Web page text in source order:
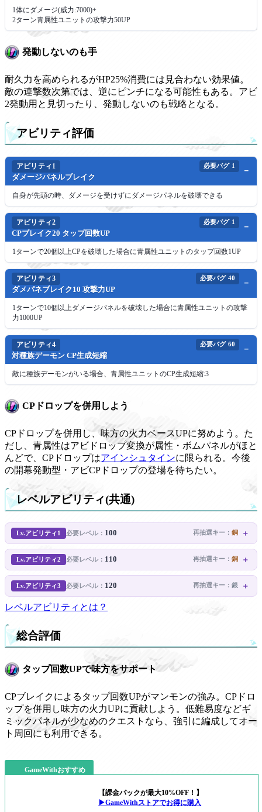
1体にダメージ(威力:7000)+
2ターン青属性ユニットの攻撃力50UP
発動しないのも手
耐久力を高められるがHP25%消費には見合わない効果値。
敵の連撃数次第では、逆にピンチになる可能性もある。アビ
2発動用と見切ったり、発動しないのも戦略となる。
アビリティ評価
アビリティ1 必要バグ 1
ダメージパネルブレイク
自身が先頭の時、ダメージを受けずにダメージパネルを破壊できる
アビリティ2 必要バグ 1
CPブレイク20 タップ回数UP
1ターンで20個以上CPを破壊した場合に青属性ユニットのタップ回数1UP
アビリティ3 必要バグ 40
ダメパネブレイク10 攻撃力UP
1ターンで10個以上ダメージパネルを破壊した場合に青属性ユニットの攻撃
力1000UP
アビリティ4 必要バグ 60
対種族デーモン CP生成短縮
敵に種族デーモンがいる場合、青属性ユニットのCP生成短縮:3
CPドロップを併用しよう
CPドロップを併用し、味方の火力ベースUPに努めよう。た
だし、青属性はアビドロップ変換が属性・ボムパネルがほと
んどで、CPドロップはアインシュタインに限られる。今後
の開幕発動型・アビCPドロップの登場を待ちたい。
レベルアビリティ(共通)
Lv.アビリティ1 必要レベル： 100 再抽選キー： 銅
Lv.アビリティ2 必要レベル： 110 再抽選キー： 銅
Lv.アビリティ3 必要レベル： 120 再抽選キー： 銀
レベルアビリティとは？
総合評価
タップ回数UPで味方をサポート
CPブレイクによるタップ回数UPがマンモンの強み。CPドロ
ップを併用し味方の火力UPに貢献しよう。低難易度などギ
ミックパネルが少なめのクエストなら、強引に編成してオー
ト周回にも利用できる。
GameWithおすすめ
【課金パックが最大10%OFF！】
▶GameWithストアでお得に購入